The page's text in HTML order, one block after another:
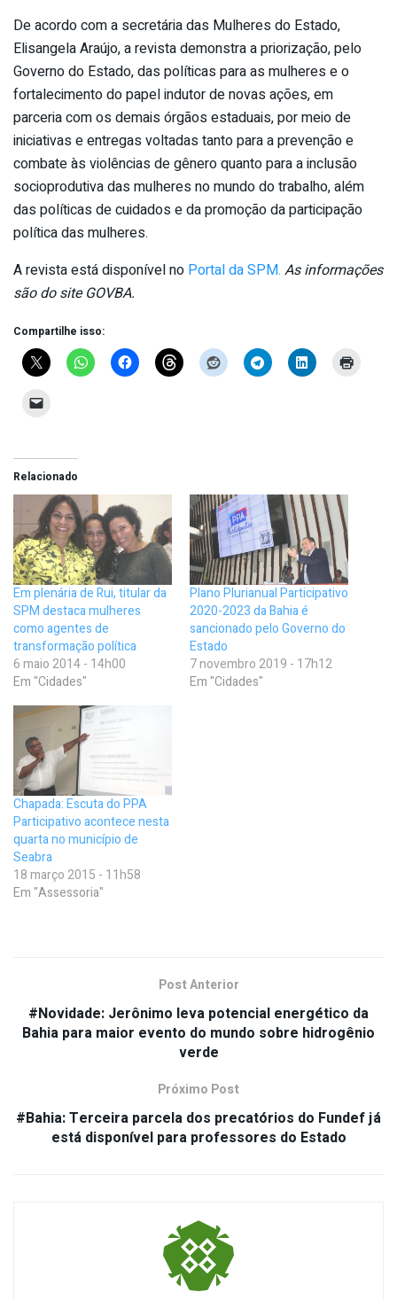
De acordo com a secretária das Mulheres do Estado,
Elisangela Araújo, a revista demonstra a priorização, pelo
Governo do Estado, das políticas para as mulheres e o
fortalecimento do papel indutor de novas ações, em
parceria com os demais órgãos estaduais, por meio de
iniciativas e entregas voltadas tanto para a prevenção e
combate às violências de gênero quanto para a inclusão
socioprodutiva das mulheres no mundo do trabalho, além
das políticas de cuidados e da promoção da participação
política das mulheres.
A revista está disponível no Portal da SPM. As informações
são do site GOVBA.
Compartilhe isso:
Relacionado
Em plenária de Rui, titular da
SPM destaca mulheres
como agentes de
transformação política
6 maio 2014 - 14h00
Em "Cidades"
Plano Plurianual Participativo
2020-2023 da Bahia é
sancionado pelo Governo do
Estado
7 novembro 2019 - 17h12
Em "Cidades"
Chapada: Escuta do PPA
Participativo acontece nesta
quarta no município de
Seabra
18 março 2015 - 11h58
Em "Assessoria"
Post Anterior
#Novidade: Jerônimo leva potencial energético da
Bahia para maior evento do mundo sobre hidrogênio
verde
Próximo Post
#Bahia: Terceira parcela dos precatórios do Fundef já
está disponível para professores do Estado